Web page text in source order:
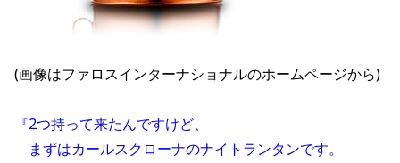
(画像はファロスインターナショナルのホームページから)
『2つ持って来たんですけど、
まずはカールスクローナのナイトランタンです。